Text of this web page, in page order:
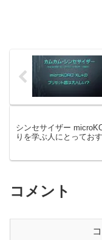
シンセサイザー
りを学ぶ人にとってお
コメント